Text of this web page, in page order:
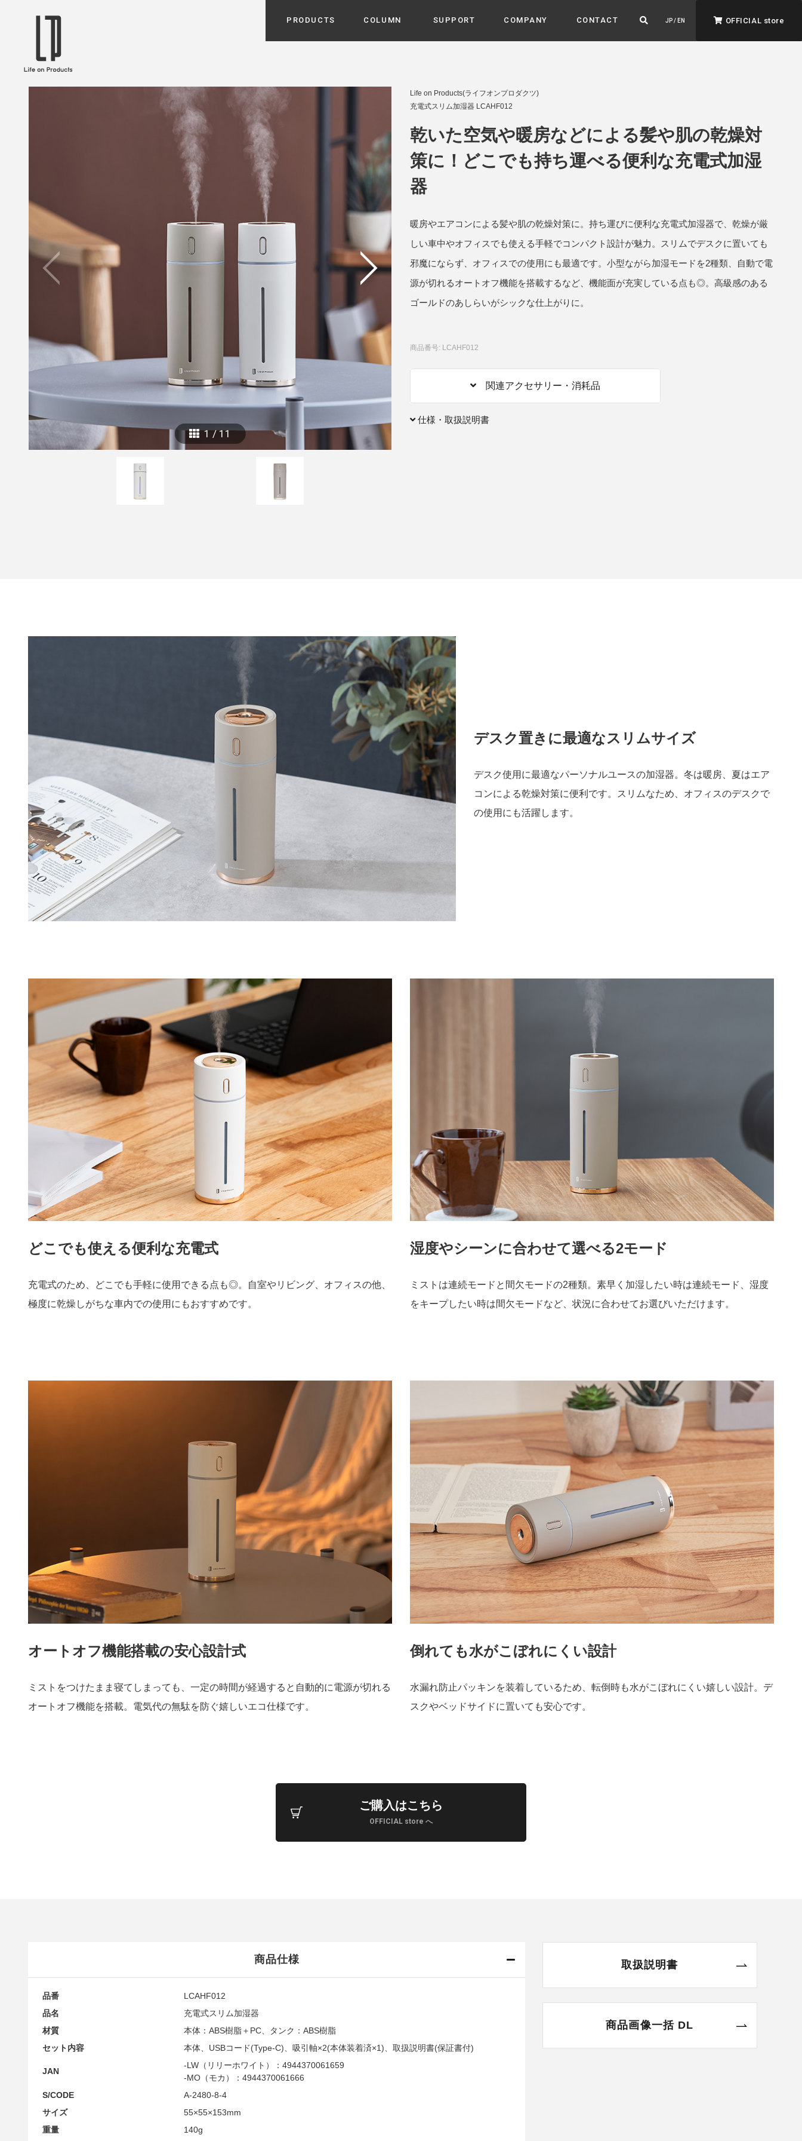
PRODUCTS
Life on Products
冷凍庫 / 掃除用品 / 加湿器 / ハンディ
mercyu
ディフューザー / ルームスプレー / ア
ロマオイル etc
美顔器 / フェイススチーマー / ヘッド
RERUU
イヤホン / スピーカー / モバイルバッ
テリー / アダプター etc
シーリングファン / ペンダントライト
plus more
キッチン家電 / 加湿器 / ハンディファ
ン / ヒーター etc
キッチン家電 / 加湿器 / ハンディファ
ン / ヒーター etc
Sifflus
ハンモック / ティピー / テント etc
Onlili
陶器エコ加湿器 etc
TOUCHBeauty
美顔器 / 多機能ブラシ / ドライヤー
家電
家事・生活雑貨
ルームフレグランス
ビューティー
デジタル雑貨
ハンモック・ティピー・テント
ライト・シーリングファン
バイク・アウトドア
アクセサリー・消耗品 商品情報TOPへ
COLUMN SUPPORT COMPANY
Life on Productsについて 代表取締役挨拶 / 経営理念 / 方針 会社概要 / 沿革
SDGsへの取り組み
CONTACT JP / EN OFFICIAL store
Life on Products(ライフオンプロダクツ)
充電式スリム加湿器 LCAHF012
乾いた空気や暖房などによる髪や肌の乾燥対
策に！どこでも持ち運べる便利な充電式加湿
器
暖房やエアコンによる髪や肌の乾燥対策に。持ち運びに便利な充電式加湿器で、乾燥が厳
しい車中やオフィスでも使える手軽でコンパクト設計が魅力。スリムでデスクに置いても
邪魔にならず、オフィスでの使用にも最適です。小型ながら加湿モードを2種類、自動で電
源が切れるオートオフ機能を搭載するなど、機能面が充実している点も◎。高級感のある
ゴールドのあしらいがシックな仕上がりに。
商品番号: LCAHF012
関連アクセサリー・消耗品
仕様・取扱説明書
1/11
デスク置きに最適なスリムサイズ
デスク使用に最適なパーソナルユースの加湿器。冬は暖房、夏はエア
コンによる乾燥対策に便利です。スリムなため、オフィスのデスクで
の使用にも活躍します。
どこでも使える便利な充電式
充電式のため、どこでも手軽に使用できる点も◎。自室やリビング、オフィスの他、
極度に乾燥しがちな車内での使用にもおすすめです。
湿度やシーンに合わせて選べる2モード
ミストは連続モードと間欠モードの2種類。素早く加湿したい時は連続モード、湿度
をキープしたい時は間欠モードなど、状況に合わせてお選びいただけます。
オートオフ機能搭載の安心設計式
ミストをつけたまま寝てしまっても、一定の時間が経過すると自動的に電源が切れる
オートオフ機能を搭載。電気代の無駄を防ぐ嬉しいエコ仕様です。
倒れても水がこぼれにくい設計
水漏れ防止パッキンを装着しているため、転倒時も水がこぼれにくい嬉しい設計。デ
スクやベッドサイドに置いても安心です。
ご購入はこちら
OFFICIAL store へ
商品仕様
品番
LCAHF012
品名
充電式スリム加湿器
材質
本体：ABS樹脂＋PC、タンク：ABS樹脂
セット内容
本体、USBコード(Type-C)、吸引軸×2(本体装着済×1)、取扱説明書(保証書付)
JAN
-LW（リリーホワイト）：4944370061659
-MO（モカ）：4944370061666
S/CODE
A-2480-8-4
サイズ
55×55×153mm
重量
140g
取扱説明書
商品画像一括 DL